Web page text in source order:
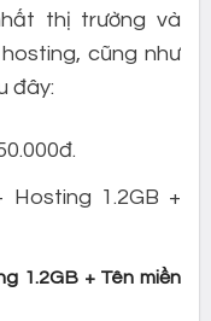
thị trường và
cũng như
đây:
1.2GB +
1.2GB + Tên miền